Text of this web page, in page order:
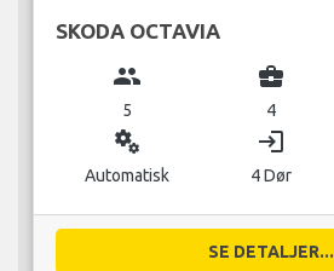
SKODA OCTAVIA
group
5
business_center
4
miscellaneous_services
Automatisk
login
4 Dør
SE DETALJER...